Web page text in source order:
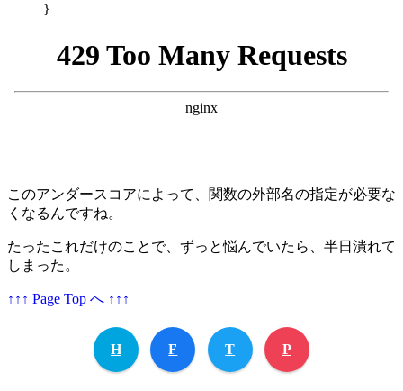
}
このアンダースコアによって、関数の外部名の指定が必要な
くなるんですね。
たったこれだけのことで、ずっと悩んでいたら、半日潰れて
しまった。
↑↑↑ Page Top へ ↑↑↑
H F T P